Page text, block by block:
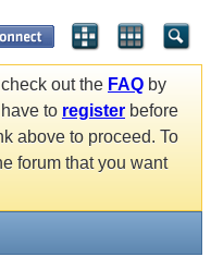
out the FAQ by
to register before
above to proceed. To
forum that you want